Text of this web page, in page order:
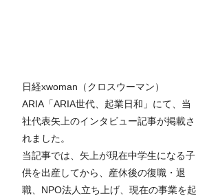
日経xwoman（クロスウーマン）
ARIA「ARIA世代、起業日和」にて、当
社代表矢上のインタビュー記事が掲載さ
れました。
当記事では、矢上が現在中学生になる子
供を出産してから、産休後の復職・退
職、NPO法人立ち上げ、現在の事業を起